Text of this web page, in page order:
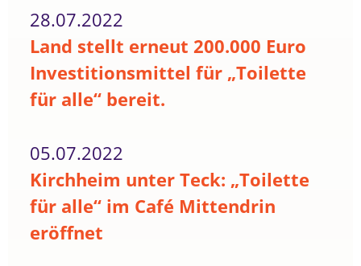
28.07.2022
Land stellt erneut 200.000 Euro
Investitionsmittel für „Toilette
für alle“ bereit.
05.07.2022
Kirchheim unter Teck: „Toilette
für alle“ im Café Mittendrin
eröffnet